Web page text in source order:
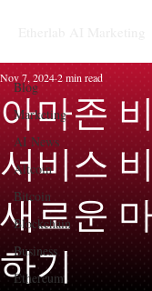
Blog
Marketing
AI News
Altcoin
Bitcoin
Blockchain
Business
Ethereum
아마존
서비스
새로운
하기
Nov 7, 20242 min read